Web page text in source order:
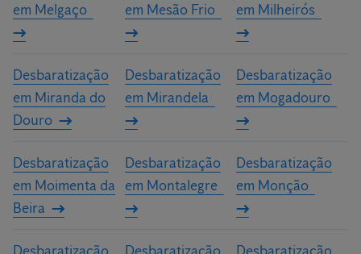
em Melgaço
em Mesão Frio
em Milheirós
Desbaratização
em Miranda do
Douro
Desbaratização
em Mirandela
Desbaratização
em Mogadouro
Desbaratização
em Moimenta da
Beira
Desbaratização
em Montalegre
Desbaratização
em Monção